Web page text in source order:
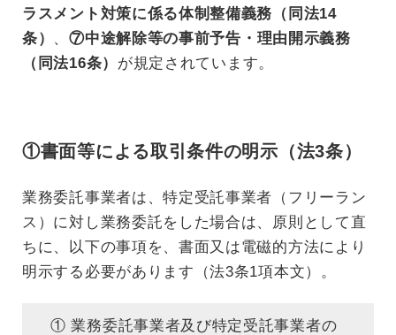
ラスメント対策に係る体制整備義務（同法14
条） 、⑦中途解除等の事前予告・理由開示義務
（同法16条） が規定されています。
①書面等による取引条件の明示（法3条）
業務委託事業者は、特定受託事業者（フリーラン
ス）に対し業務委託をした場合は、原則として直
ちに、以下の事項を、書面又は電磁的方法により
明示する必要があります（法3条1項本文）。
① 業務委託事業者及び特定受託事業者の